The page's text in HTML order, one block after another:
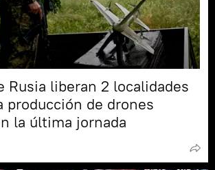
Rusia liberan 2 localidades
producción de drones
la última jornada